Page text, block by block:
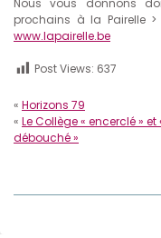
Nous vous donnons
prochains à la Pairelle
www.lapairelle.be
Post Views: 637
« Horizons 79
« Le Collège « encerclé » et
débouché »